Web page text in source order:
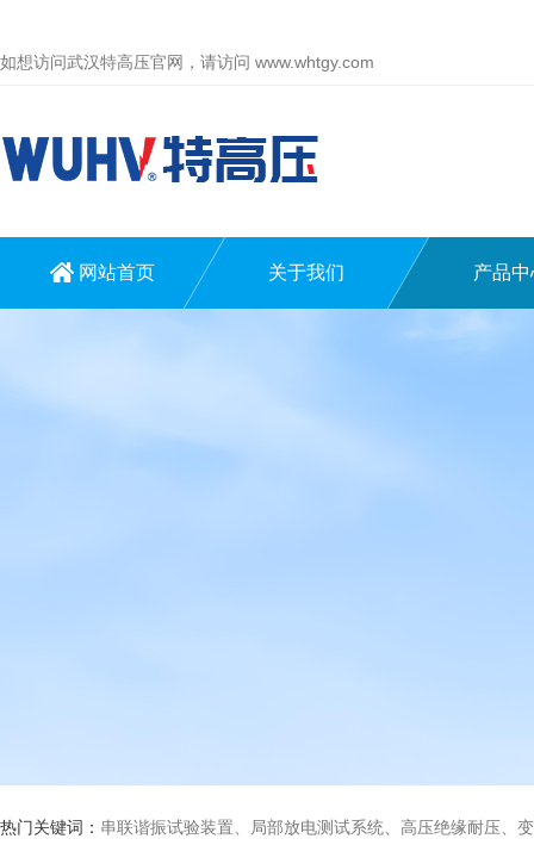
如想访问武汉特高压官网，请访问 www.whtgy.com
网站首页 关于我们 产品中
热门关键词： 串联谐振试验装置、局部放电测试系统、高压绝缘耐压、变